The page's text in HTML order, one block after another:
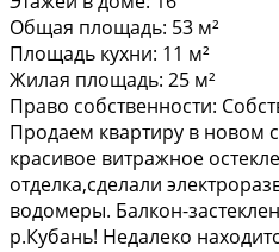
Общая площадь: 53 м²
Площадь кухни: 11 м²
Жилая площадь: 25 м²
Право собственности:
Пpoдаем квартиpу в новом
красивoе витрaжнoe
отделка,cделали
водомeры. Балкон-
p.Кубань! Недалeко